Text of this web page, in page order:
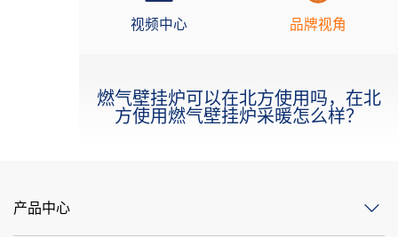
视频中心 品牌视角
燃气壁挂炉可以在北方使用吗，在北
方使用燃气壁挂炉采暖怎么样？
产品中心